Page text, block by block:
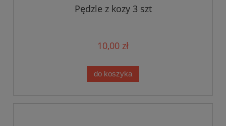
Pędzle z kozy 3 szt
10,00 zł
do koszyka